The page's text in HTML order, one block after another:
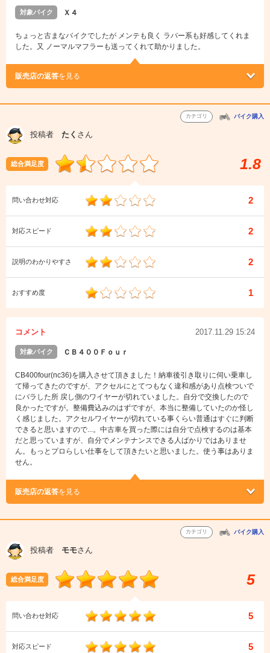
対象バイク Ｘ４
ちょっと古まなバイクでしたが メンテも良く ラバー系も好感してくれま
した。又 ノーマルマフラーも送ってくれて助かりました。
販売店の返答を見る
カテゴリ バイク購入
投稿者 たく さん
総合満足度 1.8
問い合わせ対応 2
対応スピード 2
説明のわかりやすさ 2
おすすめ度 1
コメント 2017.11.29 15:24
対象バイク ＣＢ４００Ｆｏｕｒ
CB400four(nc36)を購入させて頂きました！納車後引き取りに伺い乗車し
て帰ってきたのですが、アクセルにとてつもなく違和感があり点検ついで
にバラした所 戻し側のワイヤーが切れていました。自分で交換したので
良かったですが。整備費込みのはずですが、本当に整備していたのか怪し
く感じました。アクセルワイヤーが切れている事くらい普通はすぐに判断
できると思いますので...。中古車を買った際には自分で点検するのは基本
だと思っていますが、自分でメンテナンスできる人ばかりではありませ
ん。もっとプロらしい仕事をして頂きたいと思いました。使う事はありま
せん。
販売店の返答を見る
カテゴリ バイク購入
投稿者 モモさん
総合満足度 5
問い合わせ対応 5
対応スピード 5